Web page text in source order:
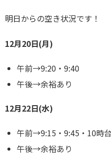
明日からの空き状況です！
12月20日(月)
午前→9:20・9:40
午後→余裕あり
12月22日(水)
午前→9:15・9:45・10時
午後→余裕あり